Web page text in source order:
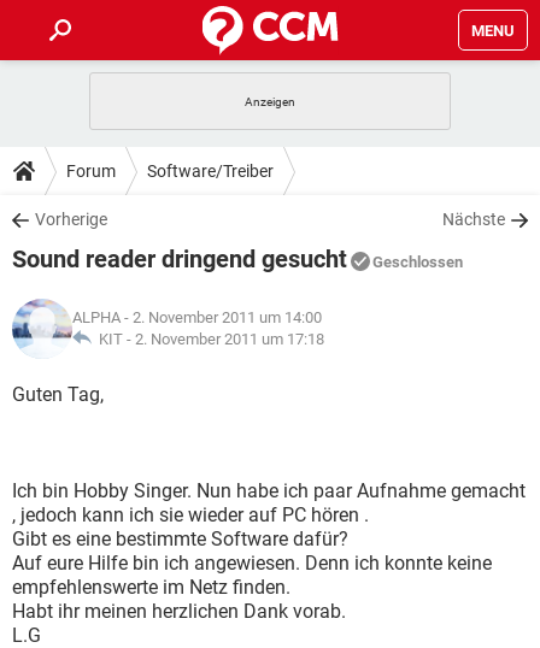
MENU
ANDROID IOS
WINDOWS 10
WHATSAPP TIKTOK
FACEBOOK
TIPPS & TRICKS
SPIELE
WHATSAPP TIKTOK
FACEBOOK
DOWNLOADS
SPIELE STREAMING
ANDROID
WINDOWS 10 INSTAGRAM
WHATSAPP
SPIELE STREAMING
ANDROID
WINDOWS 10
FACEBOOK HARDWARE
LEXIKON
SPIELE
WHATSAPP TIKTOK
FACEBOOK HARDWARE
Forum Software/Treiber
Vorherige Nächste
Sound reader dringend gesucht Geschlossen
ALPHA - 2. November 2011 um 14:00
KIT - 2. November 2011 um 17:18
Guten Tag,
Ich bin Hobby Singer. Nun habe ich paar Aufnahme gemacht
, jedoch kann ich sie wieder auf PC hören .
Gibt es eine bestimmte Software dafür?
Auf eure Hilfe bin ich angewiesen. Denn ich konnte keine
empfehlenswerte im Netz finden.
Habt ihr meinen herzlichen Dank vorab.
L.G